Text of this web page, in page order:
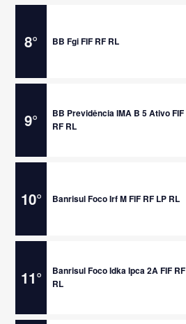
8° BB Fgi FIF RF RL
9°
BB Previdência IMA B 5 Ativo FIF
RF RL
10° Banrisul Foco Irf M FIF RF LP RL
11°
Banrisul Foco Idka Ipca 2A FIF RF
RL